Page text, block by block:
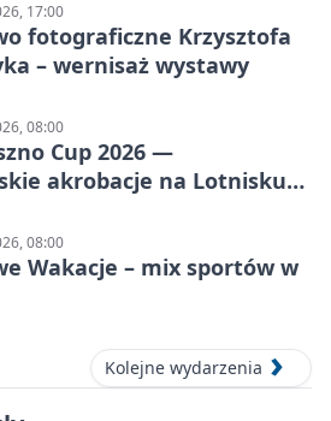
17:00
fotograficzne Krzysztofa
– wernisaż wystawy
08:00
Cup 2026 —
akrobacje na Lotnisku
08:00
Wakacje – mix sportów w
Kolejne wydarzenia